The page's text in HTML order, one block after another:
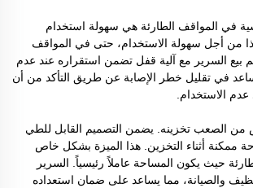
في المواقف الطارئة هي سهولة استخدام
من أجل سهولة الاستخدام، حتى في المواقف
بيع السرير مع آلية قفل تضمن استقراره عند عدم
في تقليل خطر الإصابة عن طريق التأكد من أن
الاستخدام.
من الصعب تخزينه. يضمن التصميم القابل للطي
ممكنة أثناء التخزين. هذا الميزة بشكل خاص
حيث يكون المساحة عاملاً رئيسياً. السرير
والصيانة، مما يساعد على ضمان استعداده